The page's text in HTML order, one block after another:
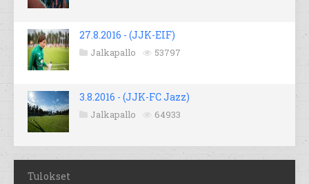
27.8.2016 - (JJK-EIF)
Jalkapallo 53797
3.8.2016 - (JJK-FC Jazz)
Jalkapallo 64933
Tulokset